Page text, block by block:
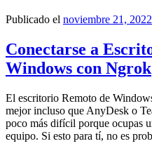
Publicado el noviembre 21, 2022
Conectarse a
Windows con Ngrok
El escritorio Remoto de
mejor incluso que AnyDesk o
poco más difícil porque ocupas
equipo. Si esto para tí, no es